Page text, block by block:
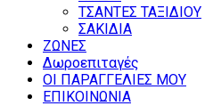
ΤΣΑΝΤΕΣ ΤΑΞΙΔΙΟΥ
ΣΑΚΙΔΙΑ
ΖΩΝΕΣ
Δωροεπιταγές
ΟΙ ΠΑΡΑΓΓΕΛΙΕΣ ΜΟΥ
ΕΠΙΚΟΙΝΩΝΙΑ